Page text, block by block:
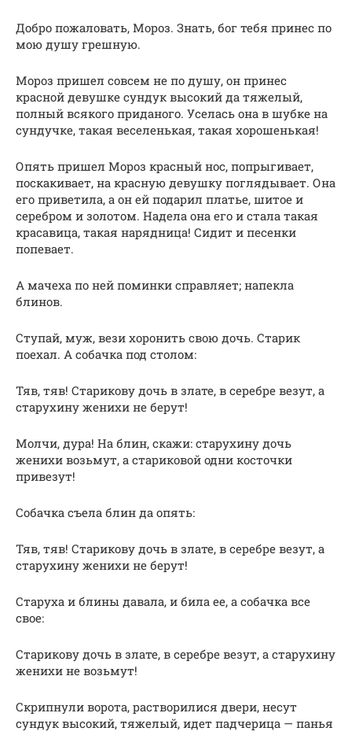
Добро пожаловать, Мороз. Знать, бог тебя принес по
мою душу грешную.
Мороз пришел совсем не по душу, он принес
красной девушке сундук высокий да тяжелый,
полный всякого приданого. Уселась она в шубке на
сундучке, такая веселенькая, такая хорошенькая!
Опять пришел Мороз красный нос, попрыгивает,
поскакивает, на красную девушку поглядывает. Она
его приветила, а он ей подарил платье, шитое и
серебром и золотом. Надела она его и стала такая
красавица, такая нарядница! Сидит и песенки
попевает.
А мачеха по ней поминки справляет; напекла
блинов.
Ступай, муж, вези хоронить свою дочь. Старик
поехал. А собачка под столом:
Тяв, тяв! Старикову дочь в злате, в серебре везут, а
старухину женихи не берут!
Молчи, дура! На блин, скажи: старухину дочь
женихи возьмут, а стариковой одни косточки
привезут!
Собачка съела блин да опять:
Тяв, тяв! Старикову дочь в злате, в серебре везут, а
старухину женихи не берут!
Старуха и блины давала, и била ее, а собачка все
свое:
Старикову дочь в злате, в серебре везут, а старухину
женихи не возьмут!
Скрипнули ворота, растворилися двери, несут
сундук высокий, тяжелый, идет падчерица — панья